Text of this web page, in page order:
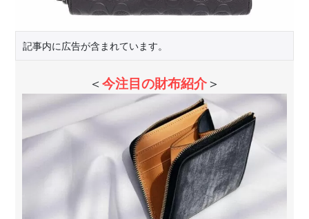
記事内に広告が含まれています。
＜ 今注目の財布紹介 ＞